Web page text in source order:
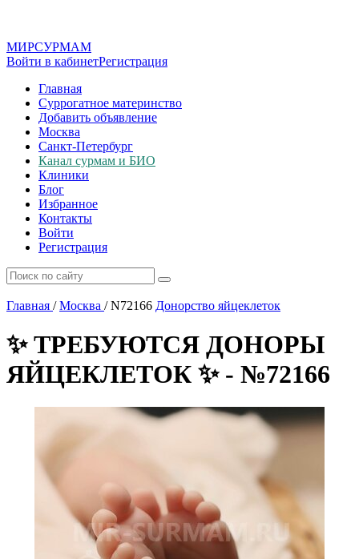
МИРСУРМАМ
Войти в кабинетРегистрация
Главная
Суррогатное материнство
Добавить объявление
Москва
Санкт-Петербург
Канал сурмам и БИО
Клиники
Блог
Избранное
Контакты
Войти
Регистрация
Главная / Москва /N72166 Донорство яйцеклеток
✨ ТРЕБУЮТСЯ ДОНОРЫ
ЯЙЦЕКЛЕТОК ✨ - №72166